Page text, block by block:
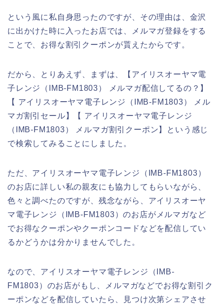
という風に私自身思ったのですが、その理由は、金沢
に出かけた時に入ったお店では、メルマガ登録をする
ことで、お得な割引クーポンが貰えたからです。
だから、とりあえず、まずは、【アイリスオーヤマ電
子レンジ（IMB-FM1803） メルマガ配信してるの？】
【 アイリスオーヤマ電子レンジ（IMB-FM1803） メル
マガ割引セール】【 アイリスオーヤマ電子レンジ
（IMB-FM1803） メルマガ割引クーポン】という感じ
で検索してみることにしました。
ただ、アイリスオーヤマ電子レンジ（IMB-FM1803）
のお店に詳しい私の親友にも協力してもらいながら、
色々と調べたのですが、残念ながら、アイリスオーヤ
マ電子レンジ（IMB-FM1803）のお店がメルマガなど
でお得なクーポンやクーポンコードなどを配信してい
るかどうかは分かりませんでした。
なので、アイリスオーヤマ電子レンジ（IMB-
FM1803）のお店がもし、メルマガなどでお得な割引ク
ーポンなどを配信していたら、見つけ次第シェアさせ